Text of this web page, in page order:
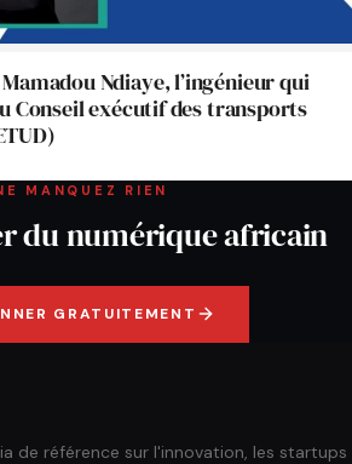
Ndiaye, l’ingénieur qui
Conseil exécutif des transports
MANQUEZ RIEN
du numérique africain
GRATUITEMENT
de référence sur l'innovation, les startups